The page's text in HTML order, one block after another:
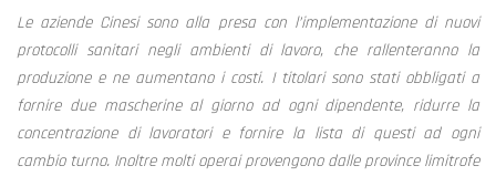
Le aziende Cinesi sono alla presa con l’implementazione di nuovi
protocolli sanitari negli ambienti di lavoro, che rallenteranno la
produzione e ne aumentano i costi. I titolari sono stati obbligati a
fornire due mascherine al giorno ad ogni dipendente, ridurre la
concentrazione di lavoratori e fornire la lista di questi ad ogni
cambio turno. Inoltre molti operai provengono dalle province limitrofe